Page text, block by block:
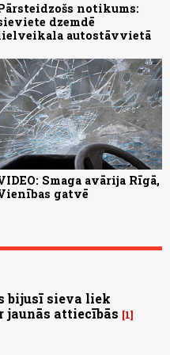
notikums:
dzemdē
autostāvvietā
Smaga avārija Rīgā,
gatvē
bijusī sieva liek
jaunās attiecībās
1